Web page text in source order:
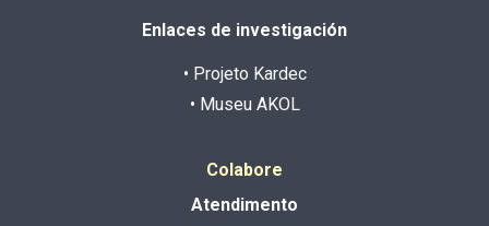
Enlaces de investigación
• Projeto Kardec
• Museu AKOL
Colabore
Atendimento